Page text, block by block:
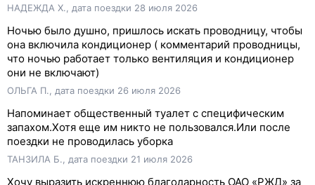
НАДЕЖДА Х., дата поездки 28 июля 2026
Ночью было душно, пришлось искать проводницу, чтобы
она включила кондиционер ( комментарий проводницы,
что ночью работает только вентиляция и кондиционер
они не включают)
ОЛЬГА П., дата поездки 26 июля 2026
Напоминает общественный туалет с специфическим
запахом.Хотя еще им никто не пользовался.Или после
поездки не проводилась уборка
ТАНЗИЛА Б., дата поездки 21 июля 2026
Хочу выразить искреннюю благодарность ОАО «РЖД» за